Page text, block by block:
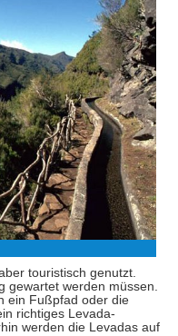
touristisch genutzt.
gewartet werden müssen.
ein Fußpfad oder die
richtiges Levada-
werden die Levadas auf